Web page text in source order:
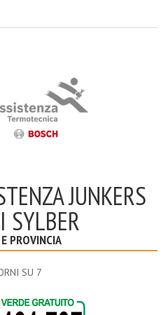
JUNKERS
SYLBER
PROVINCIA
SU 7